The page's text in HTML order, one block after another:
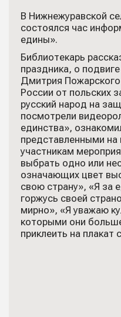
В Нижнежуравской
состоялся час
едины».
Библиотекарь
праздника, о
Дмитрия
России от польских
русский народ на
посмотрели
единства»,
представленными на
участникам
выбрать одно или
означающих цвет
свою страну», «Я за
горжусь своей
мирно», «Я уважаю
которыми они
приклеить на плакат